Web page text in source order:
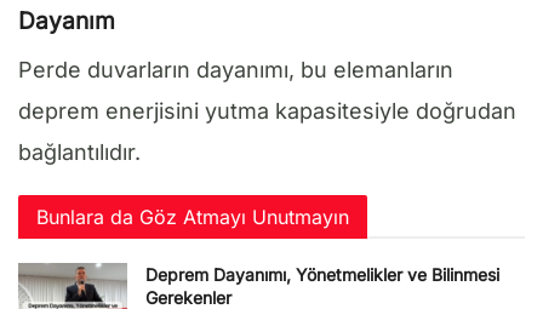
Dayanım
Perde duvarların dayanımı, bu elemanların
deprem enerjisini yutma kapasitesiyle doğrudan
bağlantılıdır.
Bunlara da Göz Atmayı Unutmayın
Deprem Dayanımı, Yönetmelikler ve Bilinmesi
Gerekenler